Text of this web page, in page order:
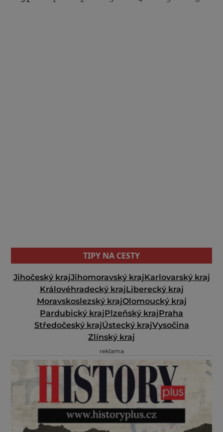
TIPY NA CESTY
Jihočeský krajJihomoravský krajKarlovarský kraj
Královéhradecký krajLiberecký kraj
Moravskoslezský krajOlomoucký kraj
Pardubický krajPlzeňský krajPraha
Středočeský krajÚstecký krajVysočina
Zlínský kraj
reklama